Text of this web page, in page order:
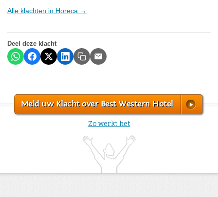
Alle klachten in Horeca →
Deel deze klacht
Meld uw Klacht over Best Western Hotel
Zo werkt het